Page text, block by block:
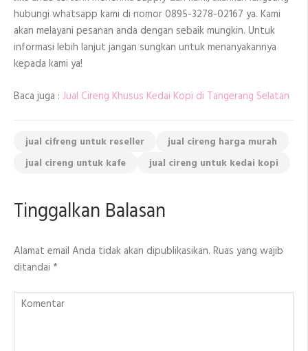
hubungi whatsapp kami di nomor 0895-3278-02167 ya. Kami
akan melayani pesanan anda dengan sebaik mungkin. Untuk
informasi lebih lanjut jangan sungkan untuk menanyakannya
kepada kami ya!
Baca juga : Jual Cireng Khusus Kedai Kopi di Tangerang Selatan
jual cifreng untuk reseller
jual cireng harga murah
jual cireng untuk kafe
jual cireng untuk kedai kopi
Tinggalkan Balasan
Alamat email Anda tidak akan dipublikasikan. Ruas yang wajib
ditandai *
Komentar